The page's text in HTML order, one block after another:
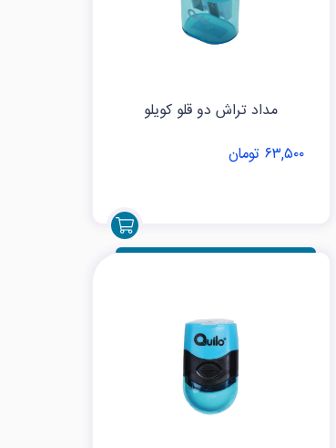
مداد تراش دو قلو کویلو
۶۳,۵۰۰ تومان